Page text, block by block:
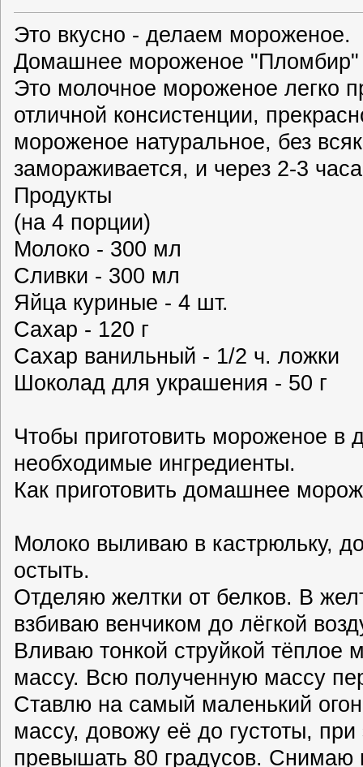
Это вкусно - делаем мороженое.
Домашнее мороженое "Пломбир"
Это молочное мороженое легко
отличной консистенции,
мороженое натуральное, без
замораживается, и через 2-3
Продукты
(на 4 порции)
Молоко - 300 мл
Сливки - 300 мл
Яйца куриные - 4 шт.
Сахар - 120 г
Сахар ванильный - 1/2 ч. ложки
Шоколад для украшения - 50 г
Чтобы приготовить мороженое в
необходимые ингредиенты.
Как приготовить домашнее
Молоко выливаю в кастрюльку,
остыть.
Отделяю желтки от белков. В
взбиваю венчиком до лёгкой
Вливаю тонкой струйкой тёплое
массу. Всю полученную массу
Ставлю на самый маленький
массу, довожу её до густоты,
превышать 80 градусов. Снимаю